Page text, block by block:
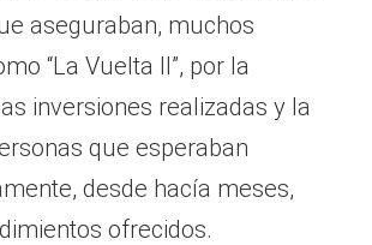
aseguraban, muchos
“La Vuelta II”, por la
inversiones realizadas y la
que esperaban
desde hacía meses,
ofrecidos.